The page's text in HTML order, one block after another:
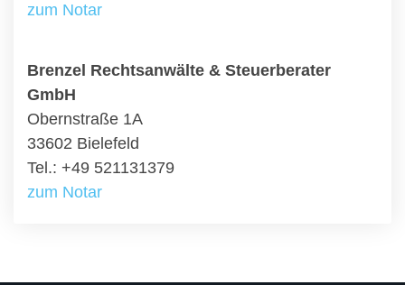
zum Notar
Brenzel Rechtsanwälte & Steuerberater
GmbH
Obernstraße 1A
33602 Bielefeld
Tel.: +49 521131379
zum Notar